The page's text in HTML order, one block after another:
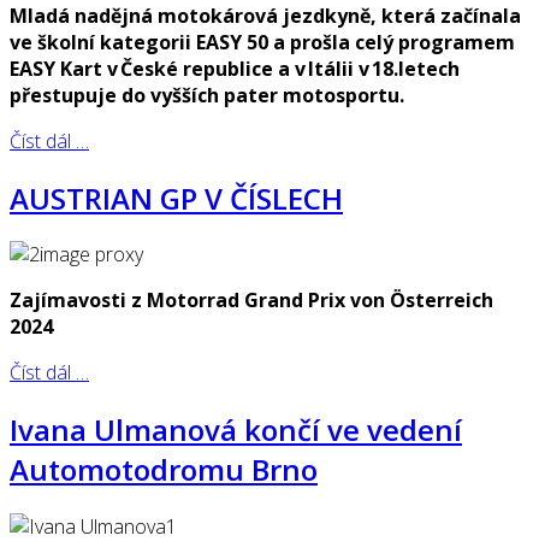
Mladá nadějná motokárová jezdkyně, která začínala
ve školní kategorii EASY 50 a prošla celý programem
EASY Kart v České republice a v Itálii v 18.letech
přestupuje do vyšších pater motosportu.
Číst dál …
AUSTRIAN GP V ČÍSLECH
Zajímavosti z Motorrad Grand Prix von Österreich
2024
Číst dál …
Ivana Ulmanová končí ve vedení
Automotodromu Brno